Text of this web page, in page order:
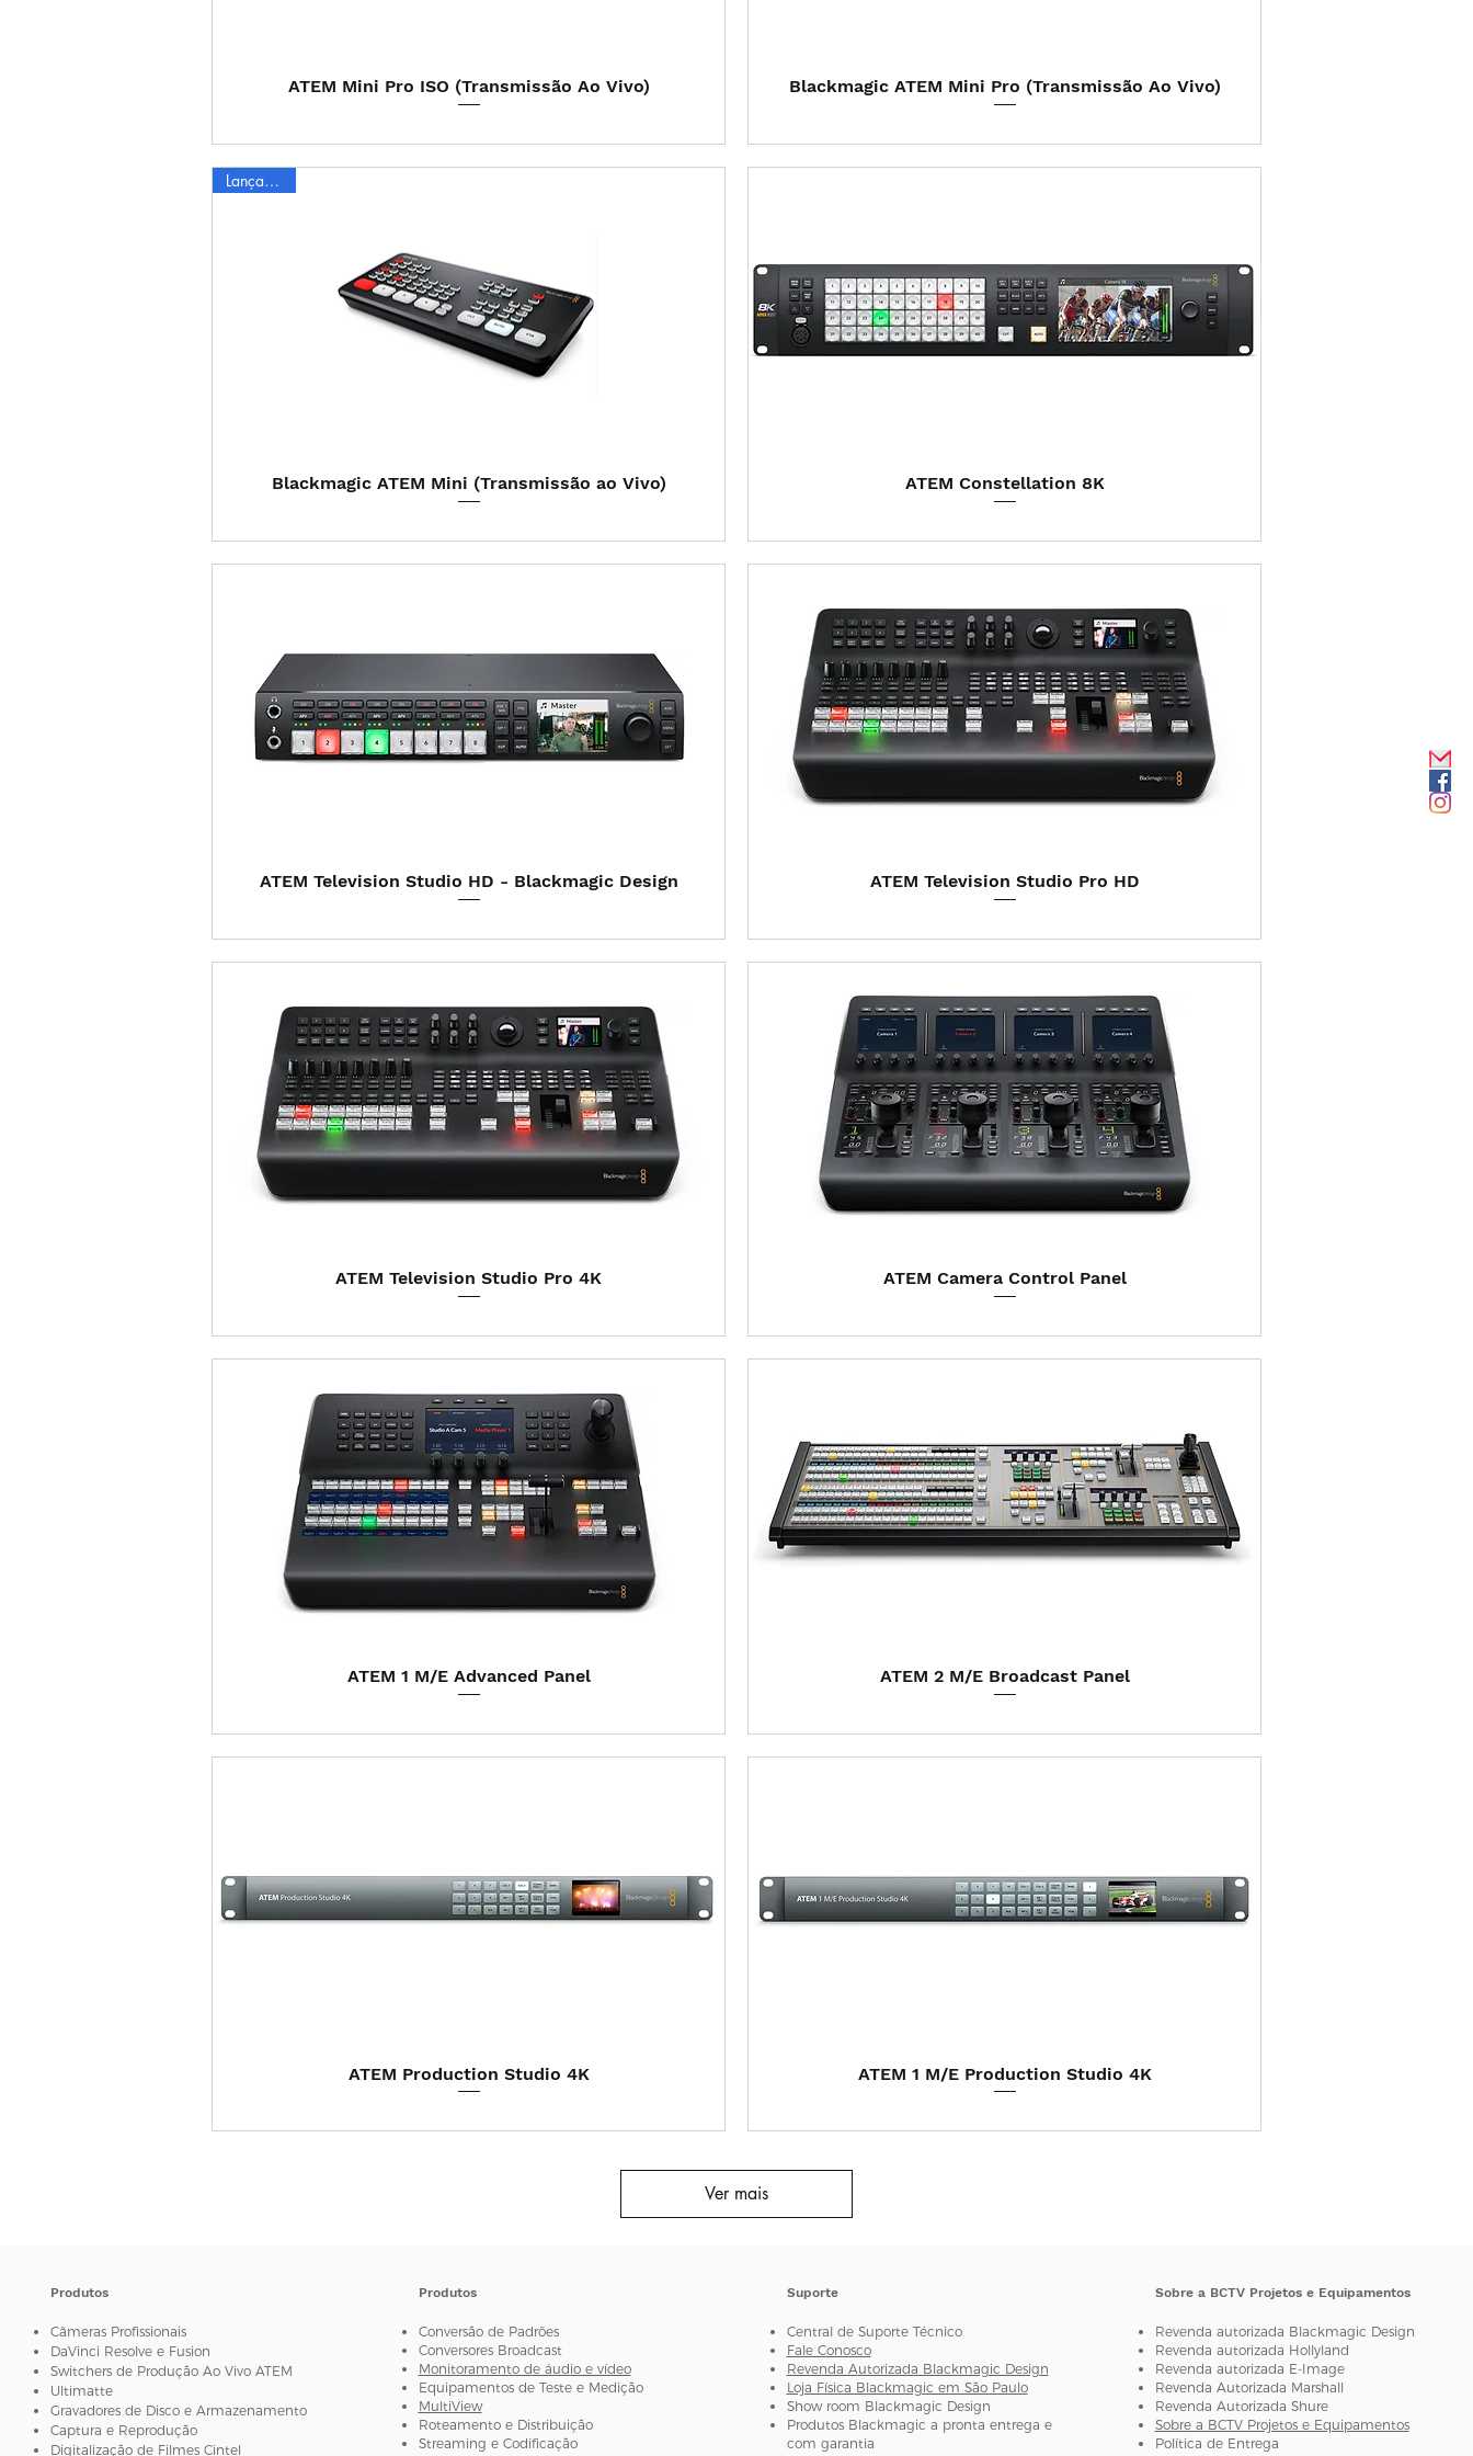
Visualização rápida
ATEM Mini Pro ISO (Transmissão Ao Vivo) Visualização rápida
Blackmagic ATEM Mini Pro (Transmissão Ao Vivo)
Visualização rápida
Lançamento
Blackmagic ATEM Mini (Transmissão ao Vivo) Visualização rápida
ATEM Constellation 8K
Visualização rápida
ATEM Television Studio HD - Blackmagic Design Visualização rápida
ATEM Television Studio Pro HD
Visualização rápida
ATEM Television Studio Pro 4K Visualização rápida
ATEM Camera Control Panel
Visualização rápida
ATEM 1 M/E Advanced Panel Visualização rápida
ATEM 2 M/E Broadcast Panel
Visualização rápida
ATEM Production Studio 4K Visualização rápida
ATEM 1 M/E Production Studio 4K
Ver mais
Produtos
Câmeras Profissionais
DaVinci Resolve e Fusion
Switchers de Produção Ao Vivo ATEM
Ultimatte
Gravadores de Disco e Armazenamento
Captura e Reprodução
Digitalização de Filmes Cintel
Produtos
Conversão de Padrões
Conversores Broadcast
Monitoramento de áudio e vídeo
Equipamentos de Teste e Medição
MultiView
Roteamento e Distribuição
Streaming e Codificação
Suporte
Central de Suporte Técnico
Fale Conosco
Revenda Autorizada Blackmagic Design
Loja Física Blackmagic em São Paulo
Show room Blackmagic Design
Produtos Blackmagic a pronta entrega e
com garantia
Sobre a BCTV Projetos e Equipamentos
Revenda autorizada Blackmagic Design
Revenda autorizada Hollyland
Revenda autorizada E-Image
Revenda Autorizada Marshall
Revenda Autorizada Shure
Sobre a BCTV Projetos e Equipamentos
Política de Entrega